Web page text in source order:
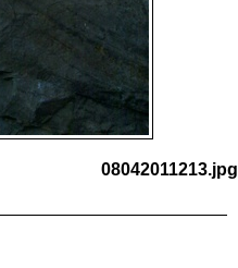
08042011213.jpg